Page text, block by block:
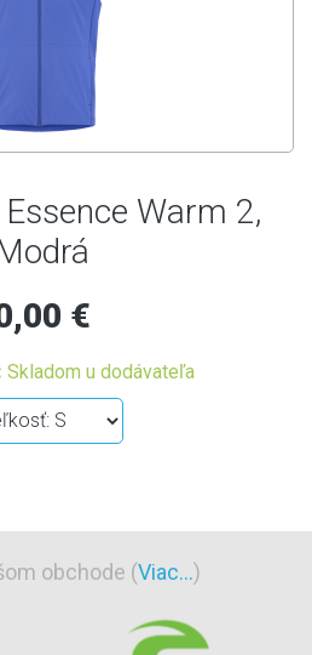
Warm 2,
€
Skladom u dodávateľa
obchode (Viac...)